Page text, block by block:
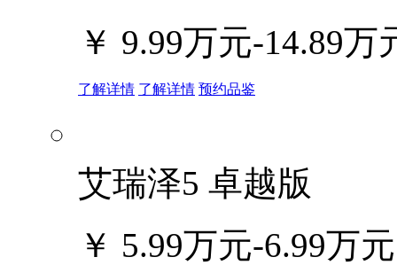
￥ 9.99万元-14.89万
了解详情 了解详情 预约品鉴
艾瑞泽5 卓越版
￥ 5.99万元-6.99万元